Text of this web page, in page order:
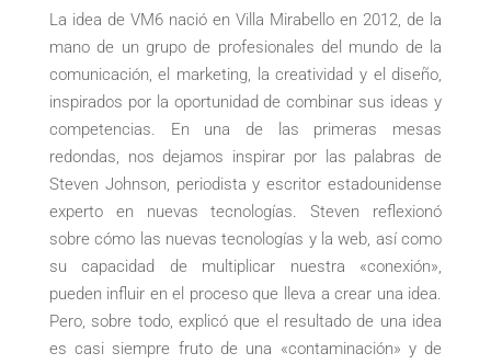
La idea de VM6 nació en Villa Mirabello en 2012, de la
mano de un grupo de profesionales del mundo de la
comunicación, el marketing, la creatividad y el diseño,
inspirados por la oportunidad de combinar sus ideas y
competencias. En una de las primeras mesas
redondas, nos dejamos inspirar por las palabras de
Steven Johnson, periodista y escritor estadounidense
experto en nuevas tecnologías. Steven reflexionó
sobre cómo las nuevas tecnologías y la web, así como
su capacidad de multiplicar nuestra «conexión»,
pueden influir en el proceso que lleva a crear una idea.
Pero, sobre todo, explicó que el resultado de una idea
es casi siempre fruto de una «contaminación» y de